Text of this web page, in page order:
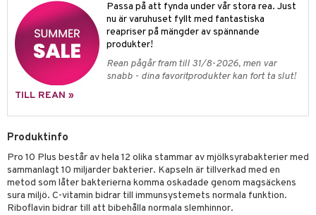
Passa på att fynda under vår stora rea. Just
nu är varuhuset fyllt med fantastiska
reapriser på mängder av spännande
produkter!
Rean pågår fram till 31/8-2026, men var
snabb - dina favoritprodukter kan fort ta slut!
TILL REAN »
Produktinfo
Pro 10 Plus består av hela 12 olika stammar av mjölksyrabakterier med
sammanlagt 10 miljarder bakterier. Kapseln är tillverkad med en
metod som låter bakterierna komma oskadade genom magsäckens
sura miljö. C-vitamin bidrar till immunsystemets normala funktion.
Riboflavin bidrar till att bibehålla normala slemhinnor.
& buljong
& oro
& avgiftning